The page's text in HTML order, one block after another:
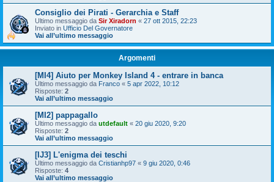
Consiglio dei Pirati - Gerarchia e Staff
Ultimo messaggio da Sir Xiradorn « 27 ott 2015, 22:23
Inviato in Ufficio Del Governatore
Vai all’ultimo messaggio
Argomenti
[MI4] Aiuto per Monkey Island 4 - entrare in banca
Ultimo messaggio da Franco « 5 apr 2022, 10:12
Risposte: 2
Vai all’ultimo messaggio
[MI2] pappagallo
Ultimo messaggio da utdefault « 20 giu 2020, 9:20
Risposte: 2
Vai all’ultimo messaggio
[IJ3] L'enigma dei teschi
Ultimo messaggio da Cristianhp97 « 9 giu 2020, 0:46
Risposte: 4
Vai all’ultimo messaggio